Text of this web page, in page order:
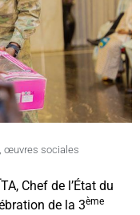
œuvres sociales
Chef de l’État du
de la 3ème